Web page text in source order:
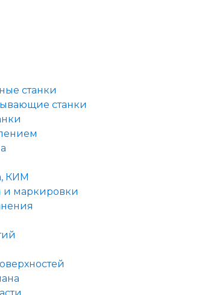
станки
станки
КИМ
и маркировки